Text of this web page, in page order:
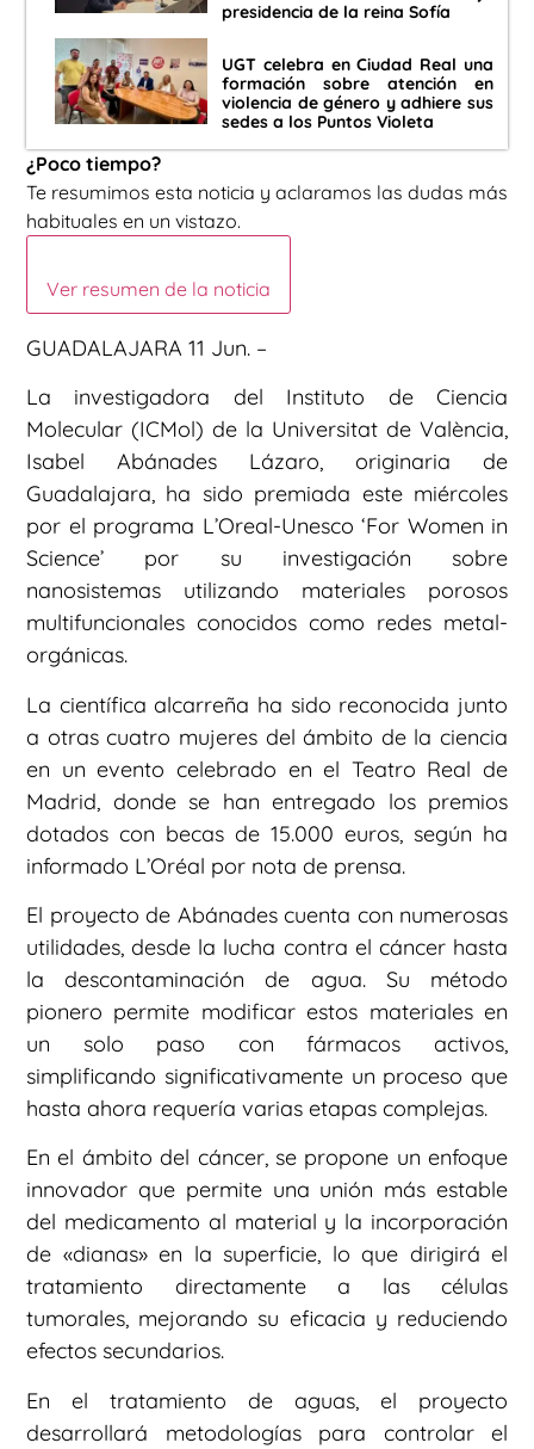
presidencia de la reina Sofía
UGT celebra en Ciudad Real una
formación sobre atención en
violencia de género y adhiere sus
sedes a los Puntos Violeta
¿Poco tiempo?
Te resumimos esta noticia y aclaramos las dudas más
habituales en un vistazo.
Ver resumen de la noticia
GUADALAJARA 11 Jun. –
La investigadora del Instituto de Ciencia
Molecular (ICMol) de la Universitat de València,
Isabel Abánades Lázaro, originaria de
Guadalajara, ha sido premiada este miércoles
por el programa L’Oreal-Unesco ‘For Women in
Science’ por su investigación sobre
nanosistemas utilizando materiales porosos
multifuncionales conocidos como redes metal-
orgánicas.
La científica alcarreña ha sido reconocida junto
a otras cuatro mujeres del ámbito de la ciencia
en un evento celebrado en el Teatro Real de
Madrid, donde se han entregado los premios
dotados con becas de 15.000 euros, según ha
informado L’Oréal por nota de prensa.
El proyecto de Abánades cuenta con numerosas
utilidades, desde la lucha contra el cáncer hasta
la descontaminación de agua. Su método
pionero permite modificar estos materiales en
un solo paso con fármacos activos,
simplificando significativamente un proceso que
hasta ahora requería varias etapas complejas.
En el ámbito del cáncer, se propone un enfoque
innovador que permite una unión más estable
del medicamento al material y la incorporación
de «dianas» en la superficie, lo que dirigirá el
tratamiento directamente a las células
tumorales, mejorando su eficacia y reduciendo
efectos secundarios.
En el tratamiento de aguas, el proyecto
desarrollará metodologías para controlar el